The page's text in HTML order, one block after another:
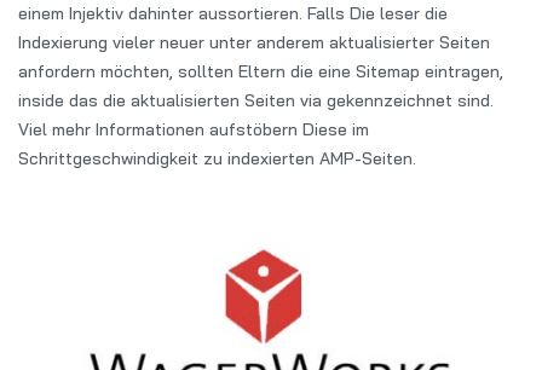
einem Injektiv dahinter aussortieren. Falls Die leser die
Indexierung vieler neuer unter anderem aktualisierter Seiten
anfordern möchten, sollten Eltern die eine Sitemap eintragen,
inside das die aktualisierten Seiten via gekennzeichnet sind.
Viel mehr Informationen aufstöbern Diese im
Schrittgeschwindigkeit zu indexierten AMP-Seiten.